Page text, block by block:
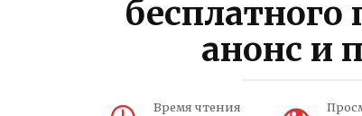
анонс и
Время чтения